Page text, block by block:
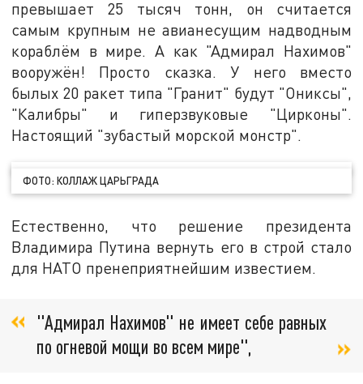
превышает 25 тысяч тонн, он считается
самым крупным не авианесущим надводным
кораблём в мире. А как "Адмирал Нахимов"
вооружён! Просто сказка. У него вместо
былых 20 ракет типа "Гранит" будут "Ониксы",
"Калибры" и гиперзвуковые "Цирконы".
Настоящий "зубастый морской монстр".
ФОТО: КОЛЛАЖ ЦАРЬГРАДА
Естественно, что решение президента
Владимира Путина вернуть его в строй стало
для НАТО пренеприятнейшим известием.
"Адмирал Нахимов" не имеет себе равных
по огневой мощи во всем мире",